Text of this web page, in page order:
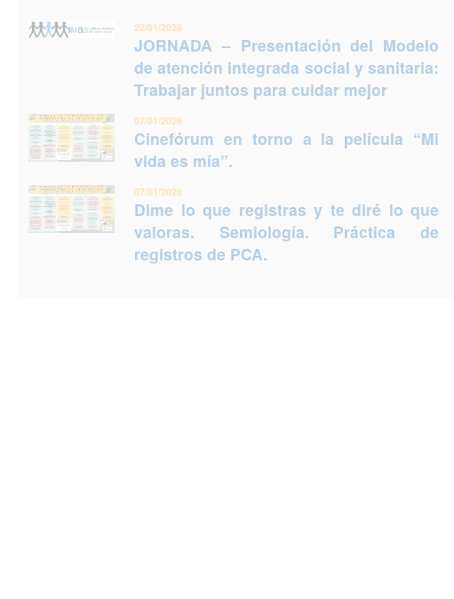
22/01/2026
JORNADA – Presentación del Modelo
de atención integrada social y sanitaria:
Trabajar juntos para cuidar mejor
07/01/2026
Cinefórum en torno a la película “Mi
vida es mía”.
07/01/2026
Dime lo que registras y te diré lo que
valoras. Semiología. Práctica de
registros de PCA.